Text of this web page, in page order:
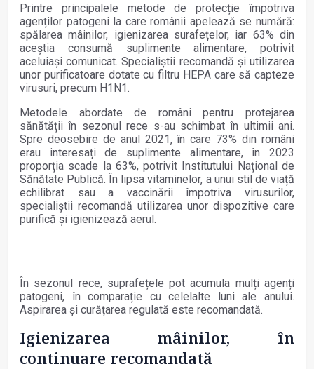
Printre principalele metode de protecție împotriva
agenților patogeni la care românii apelează se numără:
spălarea mâinilor, igienizarea surafețelor, iar 63% din
aceștia consumă suplimente alimentare, potrivit
aceluiași comunicat. Specialiștii recomandă și utilizarea
unor purificatoare dotate cu filtru HEPA care să capteze
virusuri, precum H1N1.
Metodele abordate de români pentru protejarea
sănătății în sezonul rece s-au schimbat în ultimii ani.
Spre deosebire de anul 2021, în care 73% din români
erau interesați de suplimente alimentare, în 2023
proporția scade la 63%, potrivit Institutului Național de
Sănătate Publică. În lipsa vitaminelor, a unui stil de viață
echilibrat sau a vaccinării împotriva virusurilor,
specialiștii recomandă utilizarea unor dispozitive care
purifică și igienizează aerul.
În sezonul rece, suprafețele pot acumula mulți agenți
patogeni, în comparație cu celelalte luni ale anului.
Aspirarea și curățarea regulată este recomandată.
Igienizarea mâinilor, în
continuare recomandată